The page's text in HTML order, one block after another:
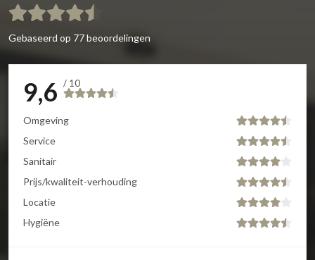
Gebaseerd op 77 beoordelingen
9,6 / 10
Omgeving
Service
Sanitair
Prijs/kwaliteit-verhouding
Locatie
Hygiëne